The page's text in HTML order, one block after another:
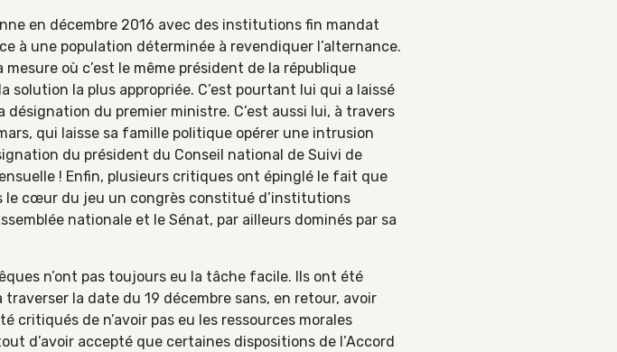
en décembre 2016 avec des institutions fin mandat
à une population déterminée à revendiquer l’alternance.
où c’est le même président de la république
la plus appropriée. C’est pourtant lui qui a laissé
du premier ministre. C’est aussi lui, à travers
qui laisse sa famille politique opérer une intrusion
du président du Conseil national de Suivi de
! Enfin, plusieurs critiques ont épinglé le fait que
le cœur du jeu un congrès constitué d’institutions
nationale et le Sénat, par ailleurs dominés par sa
n’ont pas toujours eu la tâche facile. Ils ont été
la date du 19 décembre sans, en retour, avoir
critiqués de n’avoir pas eu les ressources morales
d’avoir accepté que certaines dispositions de l’Accord